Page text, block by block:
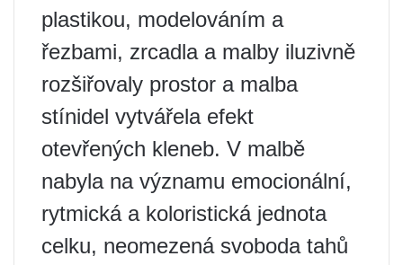
plastikou, modelováním a
řezbami, zrcadla a malby iluzivně
rozšiřovaly prostor a malba
stínidel vytvářela efekt
otevřených kleneb. V malbě
nabyla na významu emocionální,
rytmická a koloristická jednota
celku, neomezená svoboda tahů